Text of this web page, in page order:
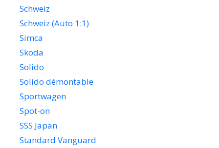
Schweiz
Schweiz (Auto 1:1)
Simca
Skoda
Solido
Solido démontable
Sportwagen
Spot-on
SSS Japan
Standard Vanguard